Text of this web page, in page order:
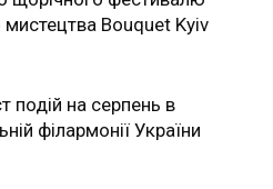
мистецтва Bouquet Kyiv
подій на серпень в
філармонії України